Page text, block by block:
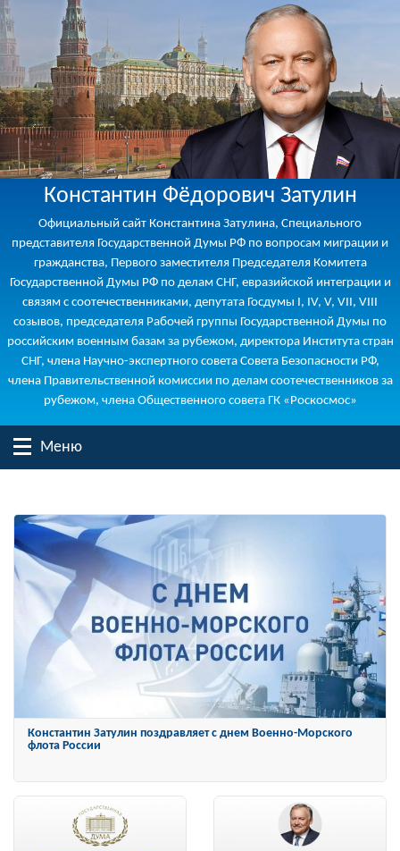
Константин Фёдорович Затулин
Официальный сайт Константина Затулина, Специального
представителя Государственной Думы РФ по вопросам миграции и
гражданства, Первого заместителя Председателя Комитета
Государственной Думы РФ по делам СНГ, евразийской интеграции и
связям с соотечественниками, депутата Госдумы I, IV, V, VII, VIII
созывов, председателя Рабочей группы Государственной Думы по
российским военным базам за рубежом, директора Института стран
СНГ, члена Научно-экспертного совета Совета Безопасности РФ,
члена Правительственной комиссии по делам соотечественников за
рубежом, члена Общественного совета ГК «Роскосмос»
Меню
Константин Затулин награжден Орденом «За заслуги перед
Отечеством» IV степени